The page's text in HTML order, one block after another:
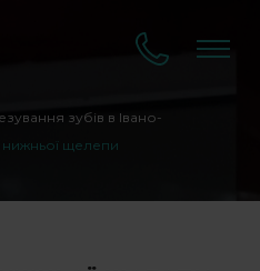
зубів в Івано-
щелепи